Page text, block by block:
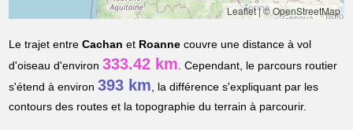
Leaflet|© OpenStreetMap
Le trajet entreCachan et Roanne couvre une distance à vol
d'oiseau d'environ333.42 km. Cependant, le parcours routier
s'étend à environ393 km, la différence s'expliquant par les
contours des routes et la topographie du terrain à parcourir.